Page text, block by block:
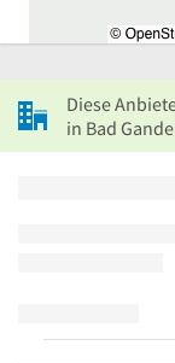
Diese
in Bad